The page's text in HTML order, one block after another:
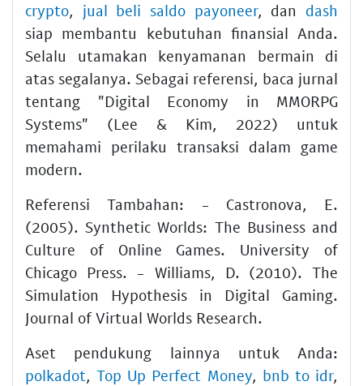
crypto, jual beli saldo payoneer, dan dash
siap membantu kebutuhan finansial Anda.
Selalu utamakan kenyamanan bermain di
atas segalanya. Sebagai referensi, baca jurnal
tentang "Digital Economy in MMORPG
Systems" (Lee & Kim, 2022) untuk
memahami perilaku transaksi dalam game
modern.
Referensi Tambahan: - Castronova, E.
(2005). Synthetic Worlds: The Business and
Culture of Online Games. University of
Chicago Press. - Williams, D. (2010). The
Simulation Hypothesis in Digital Gaming.
Journal of Virtual Worlds Research.
Aset pendukung lainnya untuk Anda:
polkadot,Top Up Perfect Money, bnb to idr,